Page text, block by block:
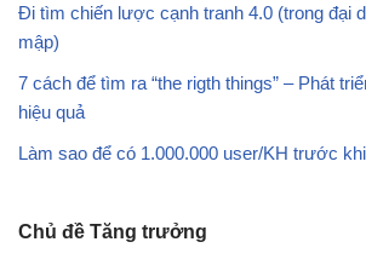
Đi tìm chiến lược cạnh tranh 4.0 (trong đại
mập)
7 cách để tìm ra “the rigth things” – Phát
hiệu quả
Làm sao để có 1.000.000 user/KH trước
Chủ đề Tăng trưởng